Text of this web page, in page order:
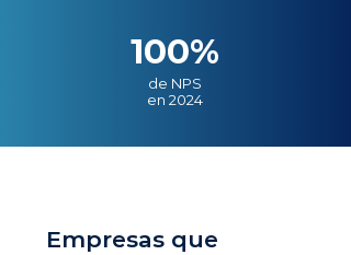
100%
de NPS
en 2024
Empresas que